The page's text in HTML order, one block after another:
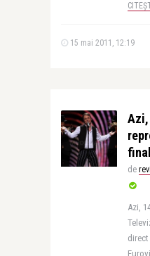
15 mai 2011, 12:19
Azi,
de
Azi,